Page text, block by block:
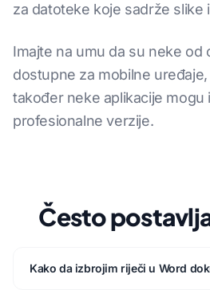
za datoteke koje sadrže slike
Imajte na umu da su neke od
dostupne za mobilne
također neke aplikacije mogu
profesionalne verzije.
Često
Kako da izbrojim riječi u Word